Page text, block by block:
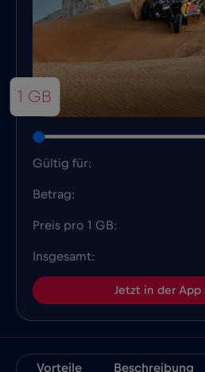
1 GB
Gültig für:
Betrag:
Preis pro 1 GB:
Insgesamt:
Jetzt in der App
Vorteile Beschreibung